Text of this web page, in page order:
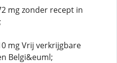
mg zonder recept in
mg Vrij verkrijgbare
Belgi&euml;